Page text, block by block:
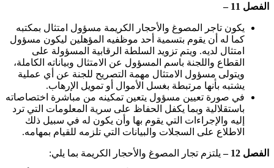
الفصل 11
–
يكون تاجر المصوغ والأحجار الكريمة مسؤول امتثال بمكتبه
كما له أن يقوم بتسمية أحد موظفيه المؤهلين ليكون مسؤول
امتثال لديه. ويتم تزويد السلطة الرقابية المسؤولة على
القطاع واللجنة باسم المسؤول عن الامتثال وبياناته الكاملة،
ويتولى مسؤول الامتثال مهمة التصريح للجنة عن أي عملية
يشتبه بأنها مرتبطة بغسل الأموال أو تمويل الإرهاب.
في صورة تعيين مسؤول يتعين تمكينه من مباشرة اختصاصاته
باستقلالية وبما يكفل الحفاظ على سرية المعلومات التي ترد
إليه والإجراءات التي يقوم بها وأن يكون له في سبيل ذلك
الاطلاع على السجلات والبيانات التي تلزمه للقيام بمهامه.
الفصل 12
–يلتزم تجار المصوغ والأحجار الكريمة بما يلي: